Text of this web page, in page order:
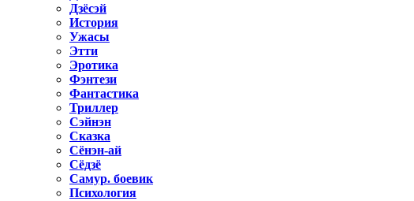
Дзёсэй
История
Ужасы
Этти
Эротика
Фэнтези
Фантастика
Триллер
Сэйнэн
Сказка
Сёнэн-ай
Сёдзё
Самур. боевик
Психология